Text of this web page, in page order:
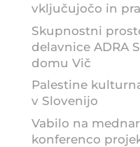
vključujočo in
Skupnostni
delavnice ADRA
domu Vič
Palestine
v Slovenijo
Vabilo na
konferenco